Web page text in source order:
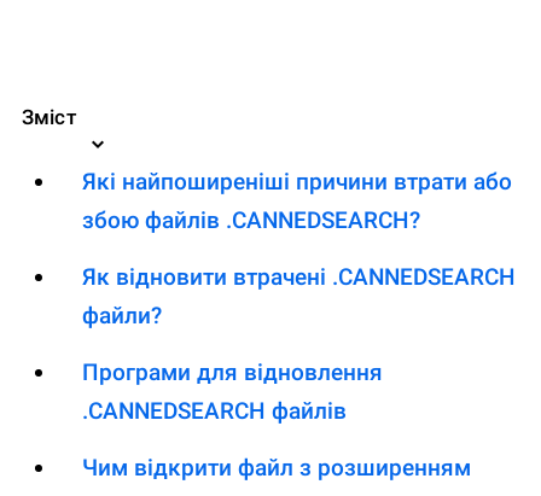
Зміст
Які найпоширеніші причини втрати або
збою файлів .CANNEDSEARCH?
Як відновити втрачені .CANNEDSEARCH
файли?
Програми для відновлення
.CANNEDSEARCH файлів
Чим відкрити файл з розширенням